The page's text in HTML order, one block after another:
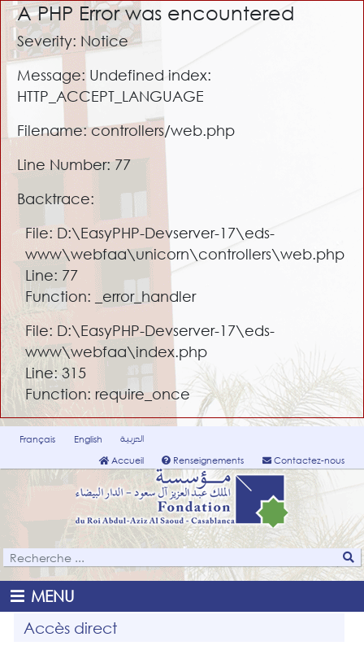
A PHP Error was encountered
Severity: Notice
Message: Undefined index:
HTTP_ACCEPT_LANGUAGE
Filename: controllers/web.php
Line Number: 77
Backtrace:
File: D:\EasyPHP-Devserver-17\eds-
www\webfaa\unicorn\controllers\web.php
Line: 77
Function: _error_handler
File: D:\EasyPHP-Devserver-17\eds-
www\webfaa\index.php
Line: 315
Function: require_once
Français English
العربية
Accueil
Renseignements Contactez-nous
MENU
Accès direct